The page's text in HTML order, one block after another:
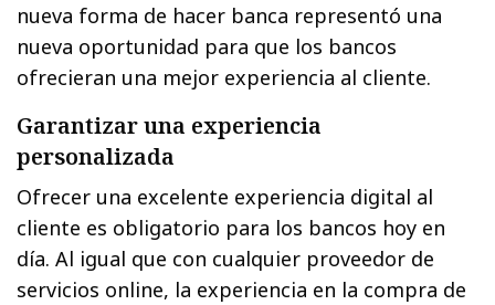
nueva forma de hacer banca representó una
nueva oportunidad para que los bancos
ofrecieran una mejor experiencia al cliente.
Garantizar una experiencia
personalizada
Ofrecer una excelente experiencia digital al
cliente es obligatorio para los bancos hoy en
día. Al igual que con cualquier proveedor de
servicios online, la experiencia en la compra de